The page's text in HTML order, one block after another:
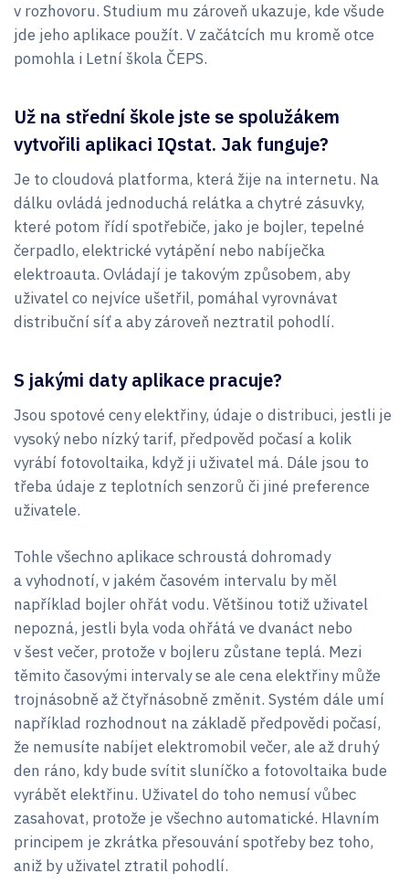
v rozhovoru. Studium mu zároveň ukazuje, kde všude
jde jeho aplikace použít. V začátcích mu kromě otce
pomohla i Letní škola ČEPS.
Už na střední škole jste se spolužákem
vytvořili aplikaci IQstat. Jak funguje?
Je to cloudová platforma, která žije na internetu. Na
dálku ovládá jednoduchá relátka a chytré zásuvky,
které potom řídí spotřebiče, jako je bojler, tepelné
čerpadlo, elektrické vytápění nebo nabíječka
elektroauta. Ovládají je takovým způsobem, aby
uživatel co nejvíce ušetřil, pomáhal vyrovnávat
distribuční síť a aby zároveň neztratil pohodlí.
S jakými daty aplikace pracuje?
Jsou spotové ceny elektřiny, údaje o distribuci, jestli je
vysoký nebo nízký tarif, předpověd počasí a kolik
vyrábí fotovoltaika, když ji uživatel má. Dále jsou to
třeba údaje z teplotních senzorů či jiné preference
uživatele.
Tohle všechno aplikace schroustá dohromady
a vyhodnotí, v jakém časovém intervalu by měl
například bojler ohřát vodu. Většinou totiž uživatel
nepozná, jestli byla voda ohřátá ve dvanáct nebo
v šest večer, protože v bojleru zůstane teplá. Mezi
těmito časovými intervaly se ale cena elektřiny může
trojnásobně až čtyřnásobně změnit. Systém dále umí
například rozhodnout na základě předpovědi počasí,
že nemusíte nabíjet elektromobil večer, ale až druhý
den ráno, kdy bude svítit sluníčko a fotovoltaika bude
vyrábět elektřinu. Uživatel do toho nemusí vůbec
zasahovat, protože je všechno automatické. Hlavním
principem je zkrátka přesouvání spotřeby bez toho,
aniž by uživatel ztratil pohodlí.